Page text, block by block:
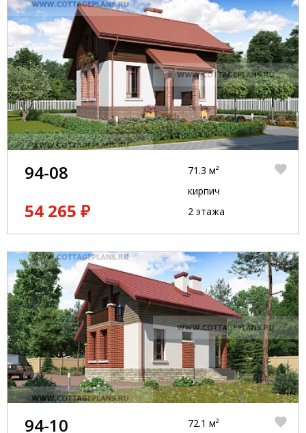
94-08
54 265 ₽
71.3 м²
кирпич
2 этажа
94-10 72.1 м²